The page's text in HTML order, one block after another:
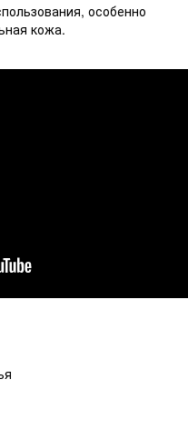
особенно
кожа.